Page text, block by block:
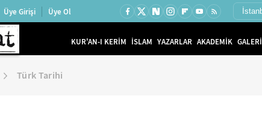
Üye Girişi Üye Ol
KUR'AN-I KERİM İSLAM YAZARLAR AKADEMİK GALERİ
Türk Tarihi